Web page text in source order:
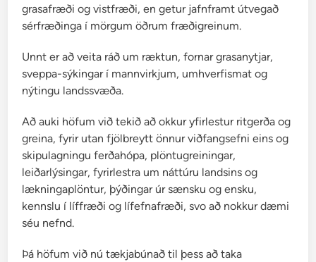
grasafræði og vistfræði, en getur jafnframt útvegað
sérfræðinga í mörgum öðrum fræðigreinum.
Unnt er að veita ráð um ræktun, fornar grasanytjar,
sveppa-sýkingar í mannvirkjum, umhverfismat og
nýtingu landssvæða.
Að auki höfum við tekið að okkur yfirlestur ritgerða og
greina, fyrir utan fjölbreytt önnur viðfangsefni eins og
skipulagningu ferðahópa, plöntugreiningar,
leiðarlýsingar, fyrirlestra um náttúru landsins og
lækningaplöntur, þýðingar úr sænsku og ensku,
kennslu í líffræði og lífefnafræði, svo að nokkur dæmi
séu nefnd.
Þá höfum við nú tækjabúnað til þess að taka